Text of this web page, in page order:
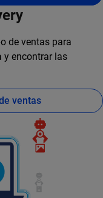
de ventas para
y encontrar las
ventas